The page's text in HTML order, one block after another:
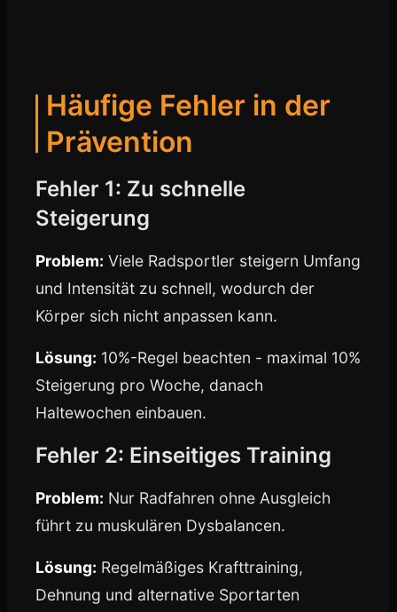
Häufige Fehler in der
Prävention
Fehler 1: Zu schnelle
Steigerung
Problem: Viele Radsportler steigern Umfang
und Intensität zu schnell, wodurch der
Körper sich nicht anpassen kann.
Lösung: 10%-Regel beachten - maximal 10%
Steigerung pro Woche, danach
Haltewochen einbauen.
Fehler 2: Einseitiges Training
Problem: Nur Radfahren ohne Ausgleich
führt zu muskulären Dysbalancen.
Lösung: Regelmäßiges Krafttraining,
Dehnung und alternative Sportarten